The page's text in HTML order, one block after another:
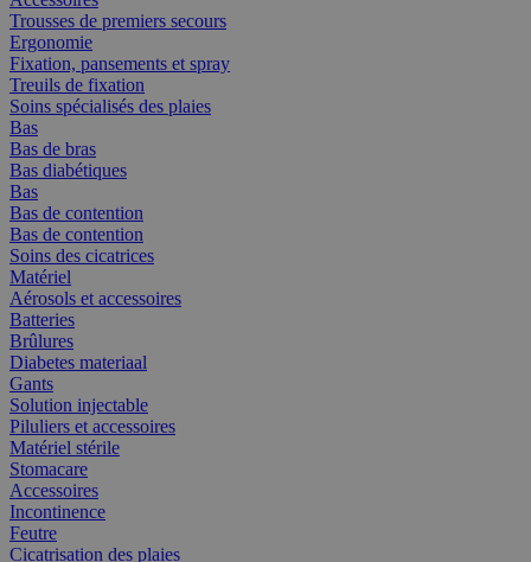
Trousses de premiers secours
Ergonomie
Fixation, pansements et spray
Treuils de fixation
Soins spécialisés des plaies
Bas
Bas de bras
Bas diabétiques
Bas
Bas de contention
Bas de contention
Soins des cicatrices
Matériel
Aérosols et accessoires
Batteries
Brûlures
Diabetes materiaal
Gants
Solution injectable
Piluliers et accessoires
Matériel stérile
Stomacare
Accessoires
Incontinence
Feutre
Cicatrisation des plaies